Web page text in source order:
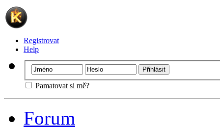
Registrovat
Help
Pamatovat si mě?
Forum